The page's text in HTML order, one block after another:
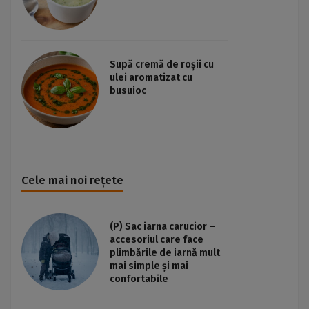
Supă cremă de roșii cu
ulei aromatizat cu
busuioc
Cele mai noi rețete
(P) Sac iarna carucior –
accesoriul care face
plimbările de iarnă mult
mai simple și mai
confortabile